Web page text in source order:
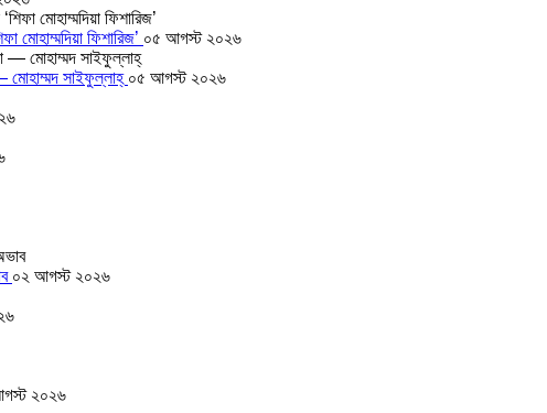
মোহাম্মদিয়া ফিশারিজ’ ০৫ আগস্ট ২০২৬
মোহাম্মদ সাইফুল্লাহ্ ০৫ আগস্ট ২০২৬
০২ আগস্ট ২০২৬
২০২৬